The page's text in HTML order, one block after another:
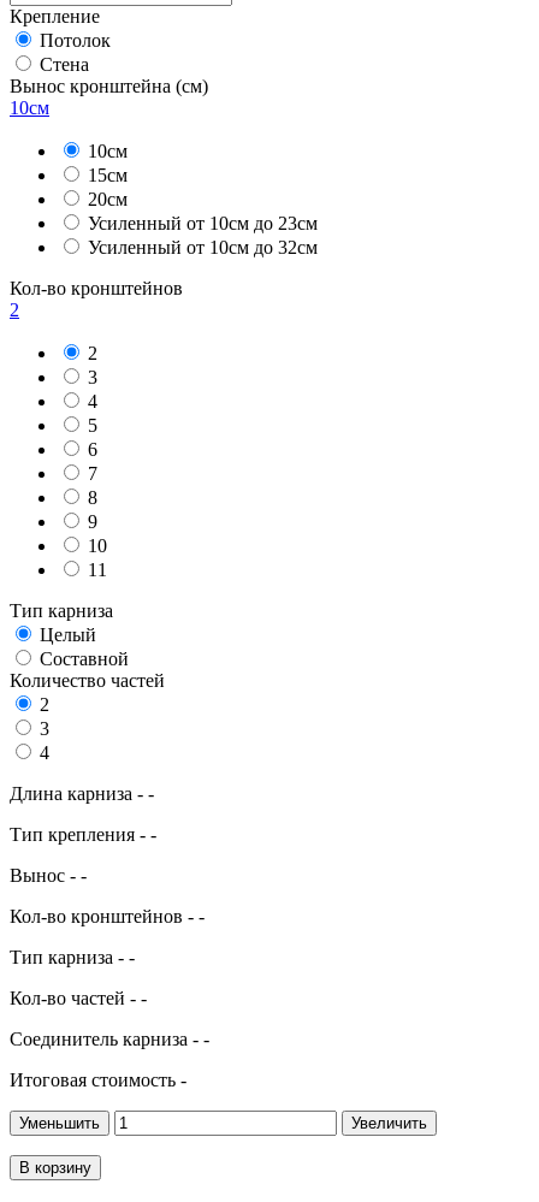
Крепление
Потолок
Стена
Вынос кронштейна (см)
10см
10см
15см
20см
Усиленный от 10см до 23см
Усиленный от 10см до 32см
Кол-во кронштейнов
2
2
3
4
5
6
7
8
9
10
11
Тип карниза
Целый
Составной
Количество частей
2
3
4
Длина карниза - -
Тип крепления - -
Вынос - -
Кол-во кронштейнов - -
Тип карниза - -
Кол-во частей - -
Соединитель карниза - -
Итоговая стоимость -
Уменьшить Увеличить
В корзину